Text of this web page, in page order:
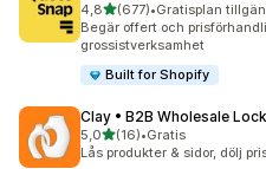
4,8av 5 stjärnor
(677)
677 recensioner totalt
•Gratisplan
Begär offert och
grossistverksamhet
Built for Shopify
Clay • B2B Wholesale Lock
5,0av 5 stjärnor
(16)
16 recensioner totalt
•Gratis
Lås produkter & sidor, dölj